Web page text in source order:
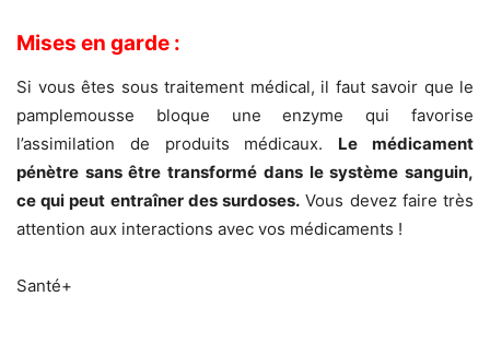
Mises en garde :
Si vous êtes sous traitement médical, il faut savoir que le
pamplemousse bloque une enzyme qui favorise
l’assimilation de produits médicaux. Le médicament
pénètre sans être transformé dans le système sanguin,
ce qui peut entraîner des surdoses. Vous devez faire très
attention aux interactions avec vos médicaments !
Santé+